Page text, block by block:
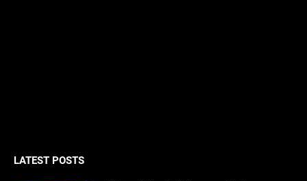
LATEST POSTS